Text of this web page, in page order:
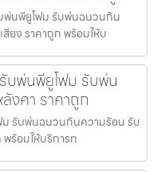
พ่นพียูโฟม รับพ่นฉนวนกัน
ยง ราคาถูก พร้อมให้บ
บพ่นพียูโฟม รับพ่น
งคา ราคาถูก
ม รับพ่นฉนวนกันความร้อน รับ
ร้อมให้บริการท